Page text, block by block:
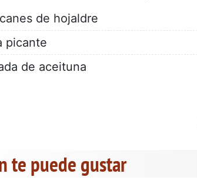
de hojaldre
picante
de aceituna
te puede gustar